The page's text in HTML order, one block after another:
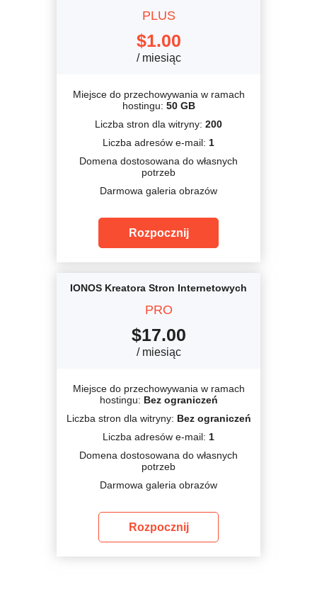
PLUS
$1.00
/ miesiąc
Miejsce do przechowywania w ramach
hostingu: 50 GB
Liczba stron dla witryny: 200
Liczba adresów e-mail: 1
Domena dostosowana do własnych
potrzeb
Darmowa galeria obrazów
Rozpocznij
IONOS Kreatora Stron Internetowych
PRO
$17.00
/ miesiąc
Miejsce do przechowywania w ramach
hostingu: Bez ograniczeń
Liczba stron dla witryny: Bez ograniczeń
Liczba adresów e-mail: 1
Domena dostosowana do własnych
potrzeb
Darmowa galeria obrazów
Rozpocznij